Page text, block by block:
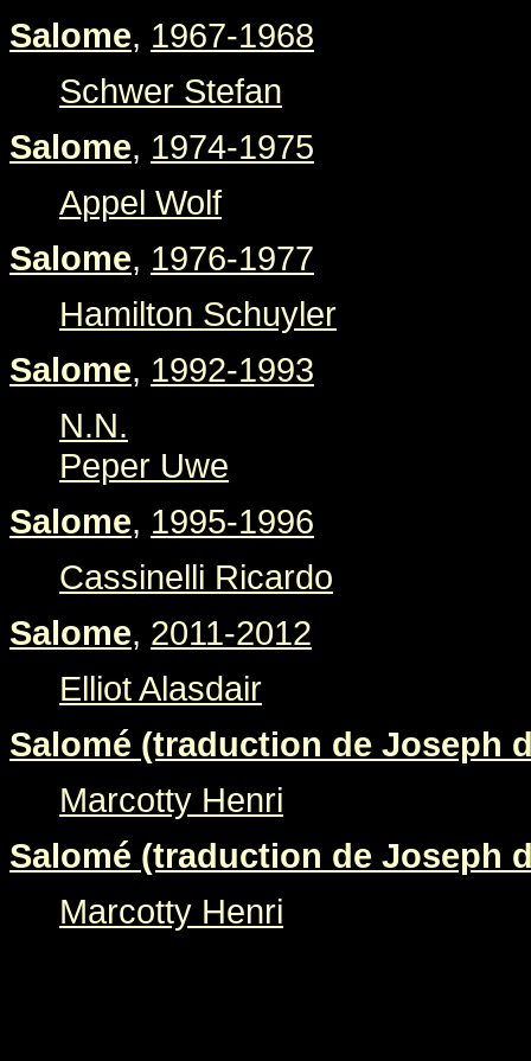
Salome, 1967-1968
Schwer Stefan
Salome, 1974-1975
Appel Wolf
Salome, 1976-1977
Hamilton Schuyler
Salome, 1992-1993
N.N.
Peper Uwe
Salome, 1995-1996
Cassinelli Ricardo
Salome, 2011-2012
Elliot Alasdair
Salomé (traduction de Joseph
Marcotty Henri
Salomé (traduction de Joseph
Marcotty Henri